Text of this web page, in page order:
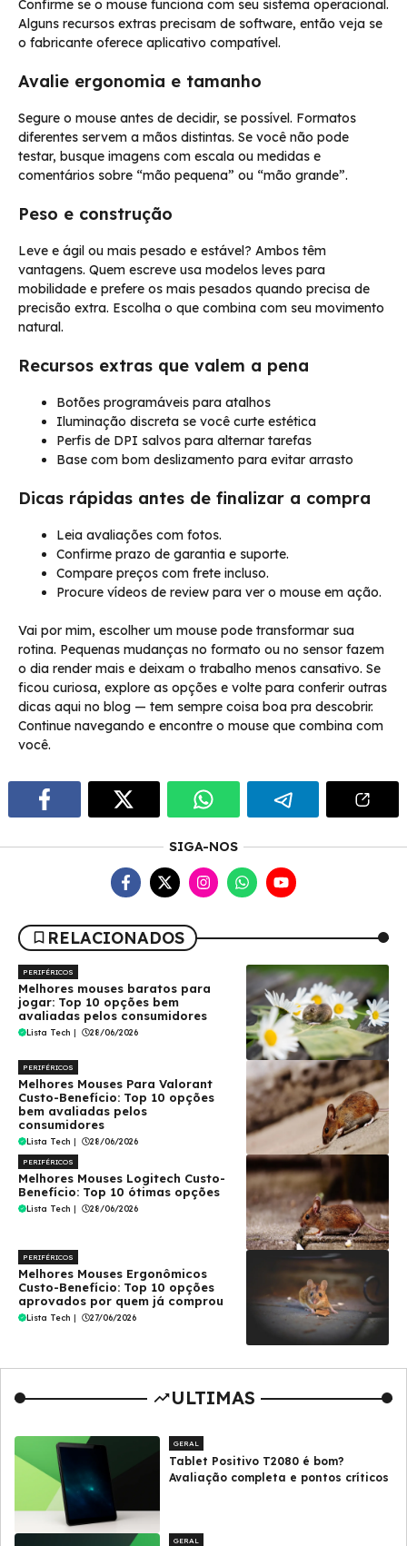
Confirme se o mouse funciona com seu sistema operacional.
Alguns recursos extras precisam de software, então veja se
o fabricante oferece aplicativo compatível.
Avalie ergonomia e tamanho
Segure o mouse antes de decidir, se possível. Formatos
diferentes servem a mãos distintas. Se você não pode
testar, busque imagens com escala ou medidas e
comentários sobre “mão pequena” ou “mão grande”.
Peso e construção
Leve e ágil ou mais pesado e estável? Ambos têm
vantagens. Quem escreve usa modelos leves para
mobilidade e prefere os mais pesados quando precisa de
precisão extra. Escolha o que combina com seu movimento
natural.
Recursos extras que valem a pena
Botões programáveis para atalhos
Iluminação discreta se você curte estética
Perfis de DPI salvos para alternar tarefas
Base com bom deslizamento para evitar arrasto
Dicas rápidas antes de finalizar a compra
Leia avaliações com fotos.
Confirme prazo de garantia e suporte.
Compare preços com frete incluso.
Procure vídeos de review para ver o mouse em ação.
Vai por mim, escolher um mouse pode transformar sua
rotina. Pequenas mudanças no formato ou no sensor fazem
o dia render mais e deixam o trabalho menos cansativo. Se
ficou curiosa, explore as opções e volte para conferir outras
dicas aqui no blog — tem sempre coisa boa pra descobrir.
Continue navegando e encontre o mouse que combina com
você.
SIGA-NOS
RELACIONADOS
PERIFÉRICOS
Melhores mouses baratos para
jogar: Top 10 opções bem
avaliadas pelos consumidores
Lista Tech | 28/06/2026
PERIFÉRICOS
Melhores Mouses Para Valorant
Custo-Benefício: Top 10 opções
bem avaliadas pelos
consumidores
Lista Tech | 28/06/2026
PERIFÉRICOS
Melhores Mouses Logitech Custo-
Benefício: Top 10 ótimas opções
Lista Tech | 28/06/2026
PERIFÉRICOS
Melhores Mouses Ergonômicos
Custo-Benefício: Top 10 opções
aprovados por quem já comprou
Lista Tech | 27/06/2026
ULTIMAS
GERAL
Tablet Positivo T2080 é bom?
Avaliação completa e pontos críticos
GERAL